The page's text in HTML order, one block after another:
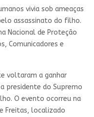
vivia sob ameaças
assassinato do filho.
Nacional de Proteção
Comunicadores e
voltaram a ganhar
presidente do Supremo
O evento ocorreu na
Freitas, localizado